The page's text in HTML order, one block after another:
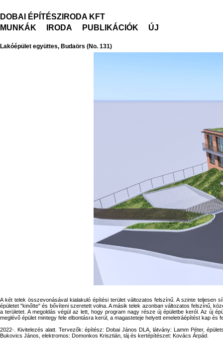
DOBAI ÉPÍTÉSZIRODA KFT
MUNKÁK
IRODA PUBLIKÁCIÓK ÚJ
Lakóépület együttes, Budaörs (No. 131)
A két telek összevonásával kialakuló építési terület változatos felszínű. A szinte
épületet "kinőtte" és bővíteni szeretett volna. A másik telek azonban változatos felszínű,
a területet. A megoldás végül az lett, hogy program nagy része új épületbe keról. Az új
meglévő épület mintegy fele elbontásra kerül, a magasteteje helyett emeletráépítést kap
2022-. Kivitelezés alatt. Tervezők: építész: Dobai János DLA, látvány: Lamm Péter,
Bukovics János, elektromos: Domonkos Krisztián, táj és kertépítészet: Kovács Árpád.